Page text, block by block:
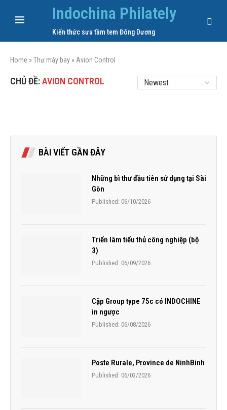
Indochina Philately
Kiến thức sưu tầm tem Đông Dương
Home » Thư máy bay » Avion Control
CHỦ ĐỀ:AVION CONTROL
BÀI VIẾT GẦN ĐÂY
Những bì thư đầu tiên sử dụng tại Sài
Gòn
Published: 06/10/2026
Triển lãm tiểu thủ công nghiệp (bộ
3)
Published: 06/09/2026
Cặp Group type 75c có INDOCHINE
in ngược
Published: 06/08/2026
Poste Rurale, Province de NinhBinh
Published: 06/03/2026